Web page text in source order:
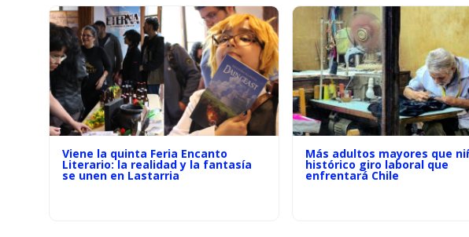
Viene la quinta Feria Encanto
Literario: la realidad y la fantasía
se unen en Lastarria
Más adultos mayores que
histórico giro laboral que
enfrentará Chile